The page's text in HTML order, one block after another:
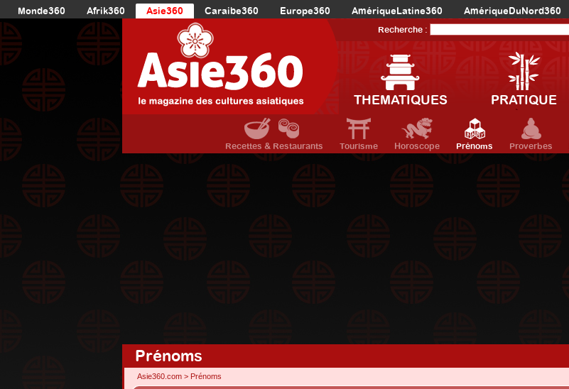
Monde360 Afrik360 Asie360 Caraibe360 Europe360 AmériqueLatine360 AmériqueDuNord360
Recherche :
THEMATIQUES PRATIQUE
Recettes & Restaurants Tourisme Horoscope Prénoms Proverbes
Prénoms
Asie360.com > Prénoms